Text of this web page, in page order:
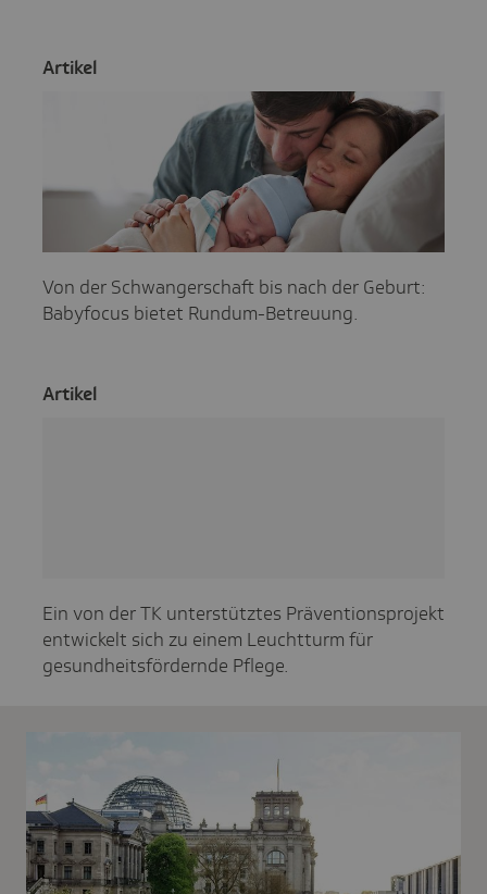
Artikel
Von der Schwangerschaft bis nach der Geburt:
Babyfocus bietet Rundum-Betreuung.
Artikel
Ein von der TK unterstütztes Präventionsprojekt
entwickelt sich zu einem Leuchtturm für
gesundheitsfördernde Pflege.